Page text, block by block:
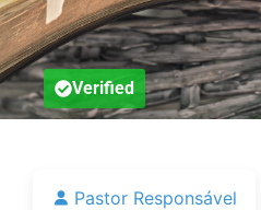
Downloads
Bíblia Online
Verified
Pastor Responsável